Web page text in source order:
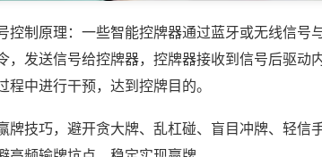
控制原理：一些智能控牌器通过蓝牙或无线信号
，发送信号给控牌器，控牌器接收到信号后驱动
程中进行干预，达到控牌目的。
牌技巧，避开贪大牌、乱杠碰、盲目冲牌、轻信